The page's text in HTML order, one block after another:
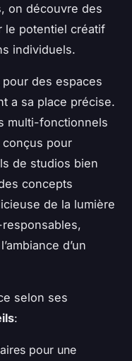
on découvre des
le potentiel créatif
individuels.
des espaces
a sa place précise.
multi-fonctionnels
pour
de studios bien
concepts
de la lumière
d’un
selon ses
:
pour une